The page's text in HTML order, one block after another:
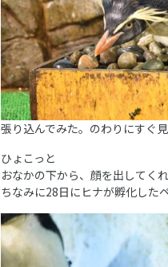
張り込んでみた。のわりにすぐ
ひょこっと
おなかの下から、顔を出してく
ちなみに28日にヒナが孵化した